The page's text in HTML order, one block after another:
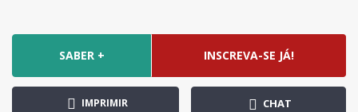
SABER + INSCREVA-SE JÁ!
IMPRIMIR CHAT